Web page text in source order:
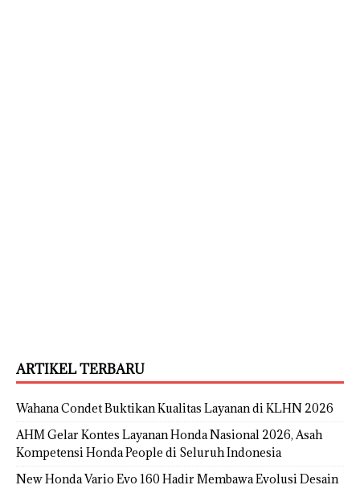
ARTIKEL TERBARU
Wahana Condet Buktikan Kualitas Layanan di KLHN 2026
AHM Gelar Kontes Layanan Honda Nasional 2026, Asah
Kompetensi Honda People di Seluruh Indonesia
New Honda Vario Evo 160 Hadir Membawa Evolusi Desain